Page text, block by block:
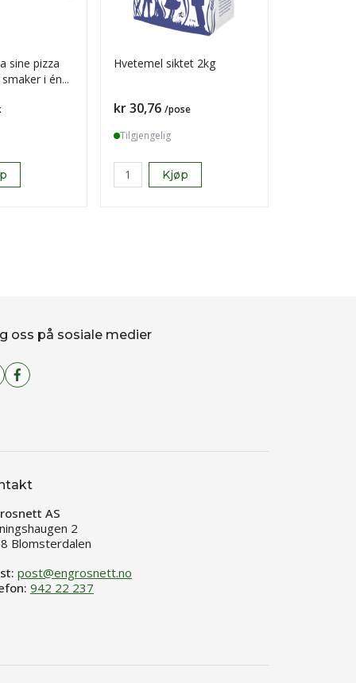
sine pizza
i én
Hvetemel siktet 2kg
Pris
kr 30,76 /pose
Tilgjengelig
Kjøp
oss på sosiale medier
AS
2
Blomsterdalen
post@engrosnett.no
942 22 237